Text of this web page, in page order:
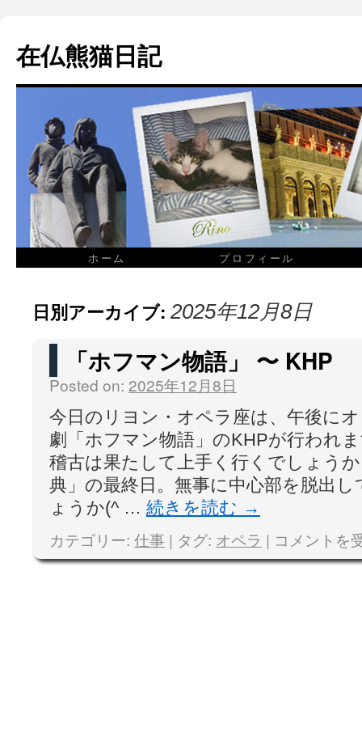
在仏熊猫日記
ホーム プロフィール
日別アーカイブ: 2025年12月8日
「ホフマン物語」 〜 KHP
Posted on: 2025年12月8日
今日のリヨン・オペラ座は、午後に
劇「ホフマン物語」のKHPが行われ
稽古は果たして上手く行くでしょう
典」の最終日。無事に中心部を脱出
ょうか(^ … 続きを読む →
カテゴリー: 仕事 | タグ: オペラ | コメントを